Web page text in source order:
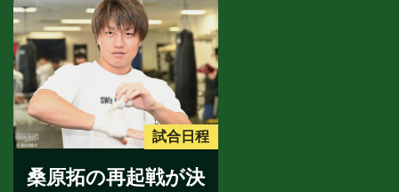
試合日程
桑原拓の再起戦が決